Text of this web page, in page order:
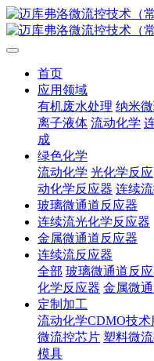
首页
应用领域
有机废水处理 纳米
离子液体 流动化学
成
绿色化学
流动化学 光化学反应
动化学反应器 连续
玻璃微通道反应器
连续流光化学反应器
金属微通道反应器
连续流反应器
全部 玻璃微通道反
化学反应器 金属微
定制加工
流动化学CDMO技术
微流控芯片 塑料微
模具